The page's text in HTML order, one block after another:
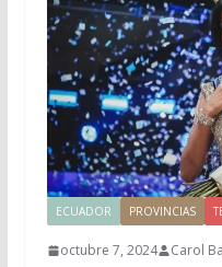
ECUADOR PROVINCIAS
octubre 7, 2024 Carol